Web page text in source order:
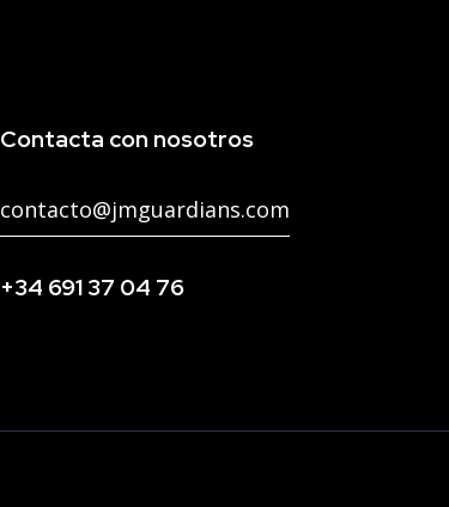
Contacta con nosotros
contacto@jmguardians.com
+34 691 37 04 76